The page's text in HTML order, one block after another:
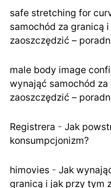
safe stretching for
samochód za granicą
zaoszczędzić –
male body image
wynająć samochód
zaoszczędzić –
Registrera - Jak
konsumpcjonizm?
himovies - Jak
granicą i jak przy tym